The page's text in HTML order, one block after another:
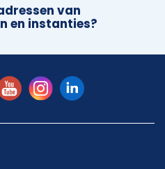
van
en instanties?